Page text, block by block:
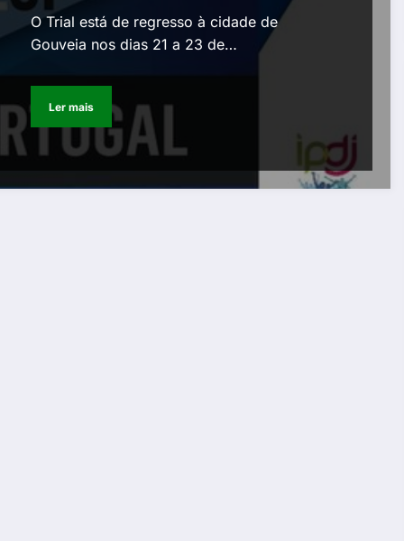
O Trial está de regresso à cidade de
Gouveia nos dias 21 a 23 de…
Ler mais